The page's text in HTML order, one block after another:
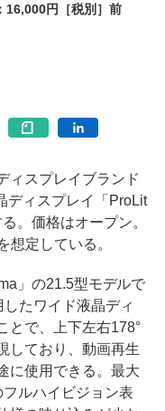
16,000円［税別］前
ィスプレイブランド
ディスプレイ「ProLit
。価格はオープン。
想定している。
」の21.5型モデルで
たワイド液晶ディ
とで、上下左右178°
しており、動画再生
に使用できる。最大
ルハイビジョン表